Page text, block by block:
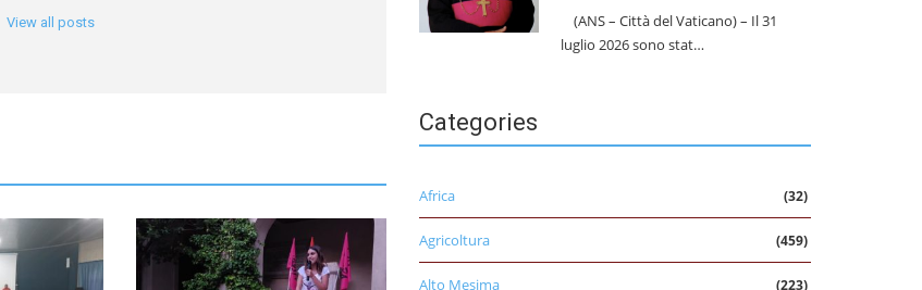
View all posts
(ANS – Città del Vaticano) – Il 31
luglio 2026 sono stat…
Categories
Africa (32)
Agricoltura (459)
Alto Mesima (223)